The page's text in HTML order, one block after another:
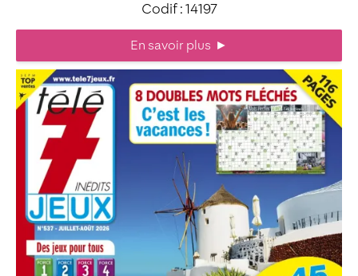
Codif : 14197
En savoir plus ►